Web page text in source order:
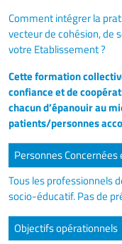
Comment intégrer la
vecteur de cohésion, de
votre Etablissement ?
Cette formation
confiance et de
chacun d’épanouir au
patients/personnes
Personnes Concernées
Tous les professionnels
socio-éducatif. Pas de
Objectifs opérationnels